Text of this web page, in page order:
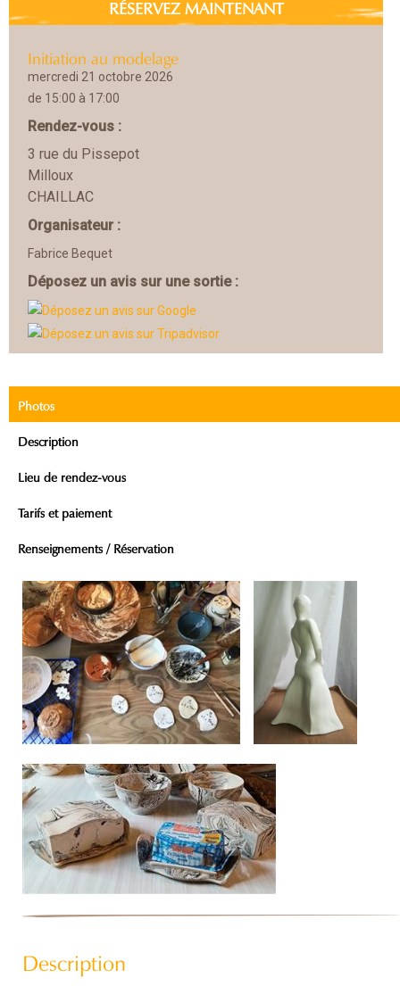
RÉSERVEZ MAINTENANT
Initiation au modelage
mercredi 21 octobre 2026
de 15:00 à 17:00
Rendez-vous :
3 rue du Pissepot
Milloux
CHAILLAC
Organisateur :
Fabrice Bequet
Déposez un avis sur une sortie :
Photos
Description
Lieu de rendez-vous
Tarifs et paiement
Renseignements / Réservation
Description